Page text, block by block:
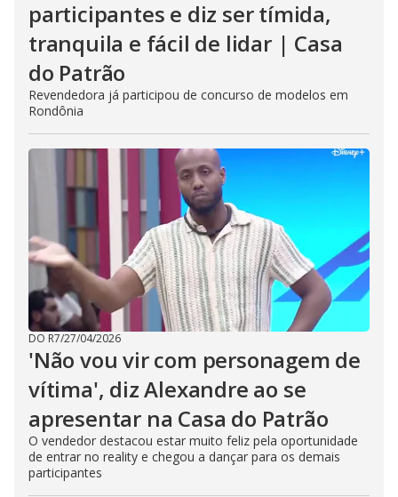
participantes e diz ser tímida,
tranquila e fácil de lidar | Casa
do Patrão
Revendedora já participou de concurso de modelos em
Rondônia
DO R7/27/04/2026
'Não vou vir com personagem de
vítima', diz Alexandre ao se
apresentar na Casa do Patrão
O vendedor destacou estar muito feliz pela oportunidade
de entrar no reality e chegou a dançar para os demais
participantes